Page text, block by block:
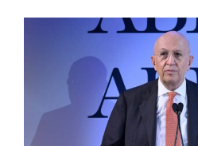
riguardano le novità nella
nazionale, e forniscono
eventuali consultazioni
particolare rilevanza emesse
dell’attività giurisdizionale.
l’approfondimento è
recente normativa della UE
antiriciclaggio (c.d. AML